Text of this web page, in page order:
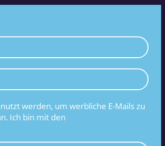
werden, um werbliche E-Mails zu
Ich bin mit den